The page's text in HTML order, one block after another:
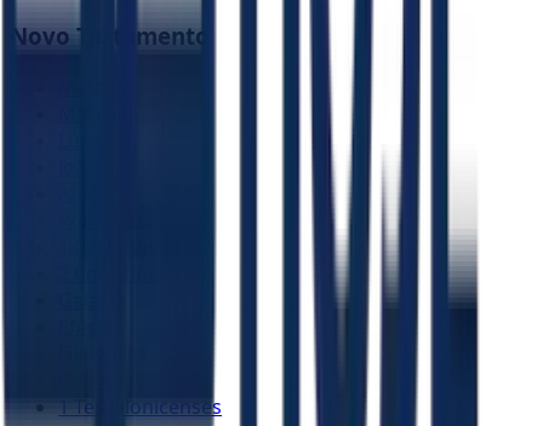
Novo Testamento
1 Tessalonicenses